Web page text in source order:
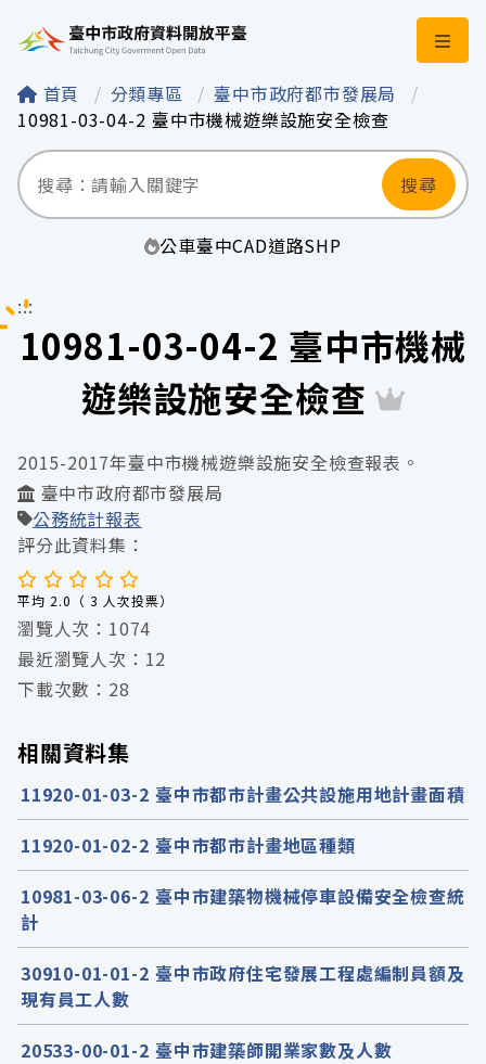
臺中市政府資料開
首頁 分類專區
臺中市政府都市發展局
10981-03-04-2 臺中市機械遊樂設施安全檢查
搜尋
公車臺中CAD道路SHP
:::
10981-03-04-2 臺中市機械
遊樂設施安全檢查
2015-2017年臺中市機械遊樂設施安全檢查報表。
臺中市政府都市發展局
公務統計報表
評分此資料集：
平均 2.0（ 3 人次投票）
瀏覽人次：1074
最近瀏覽人次：12
下載次數：28
相關資料集
11920-01-03-2 臺中市都市計畫公共設施用地計畫面積
11920-01-02-2 臺中市都市計畫地區種類
10981-03-06-2 臺中市建築物機械停車設備安全檢查統
計
30910-01-01-2 臺中市政府住宅發展工程處編制員額及
現有員工人數
20533-00-01-2 臺中市建築師開業家數及人數